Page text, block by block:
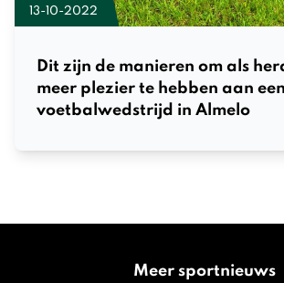
13-10-2022
Dit zijn de manieren om als
meer plezier te hebben aan een
voetbalwedstrijd in Almelo
Meer sportnieuws